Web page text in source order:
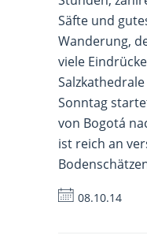
Säfte und
Wanderung,
viele
Sonntag
von Bogotá
ist reich an
08.10.14